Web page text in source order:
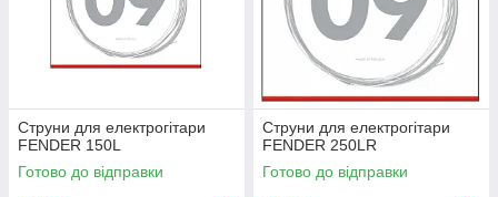
Струни для електрогітари
FENDER 150L
Готово до відправки
Струни для електрогітари
FENDER 250LR
Готово до відправки